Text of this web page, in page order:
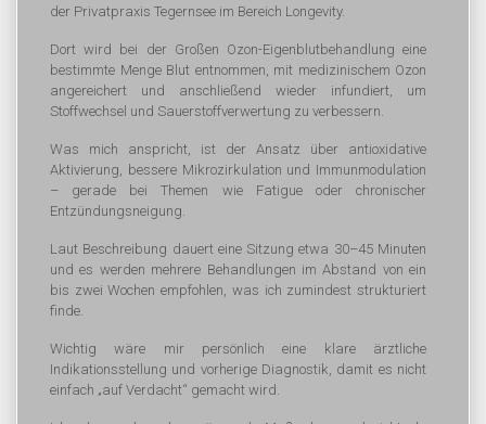
der Privatpraxis Tegernsee im Bereich Longevity.
Dort wird bei der Großen Ozon-Eigenblutbehandlung eine
bestimmte Menge Blut entnommen, mit medizinischem Ozon
angereichert und anschließend wieder infundiert, um
Stoffwechsel und Sauerstoffverwertung zu verbessern.
Was mich anspricht, ist der Ansatz über antioxidative
Aktivierung, bessere Mikrozirkulation und Immunmodulation
– gerade bei Themen wie Fatigue oder chronischer
Entzündungsneigung.
Laut Beschreibung dauert eine Sitzung etwa 30–45 Minuten
und es werden mehrere Behandlungen im Abstand von ein
bis zwei Wochen empfohlen, was ich zumindest strukturiert
finde.
Wichtig wäre mir persönlich eine klare ärztliche
Indikationsstellung und vorherige Diagnostik, damit es nicht
einfach „auf Verdacht“ gemacht wird.